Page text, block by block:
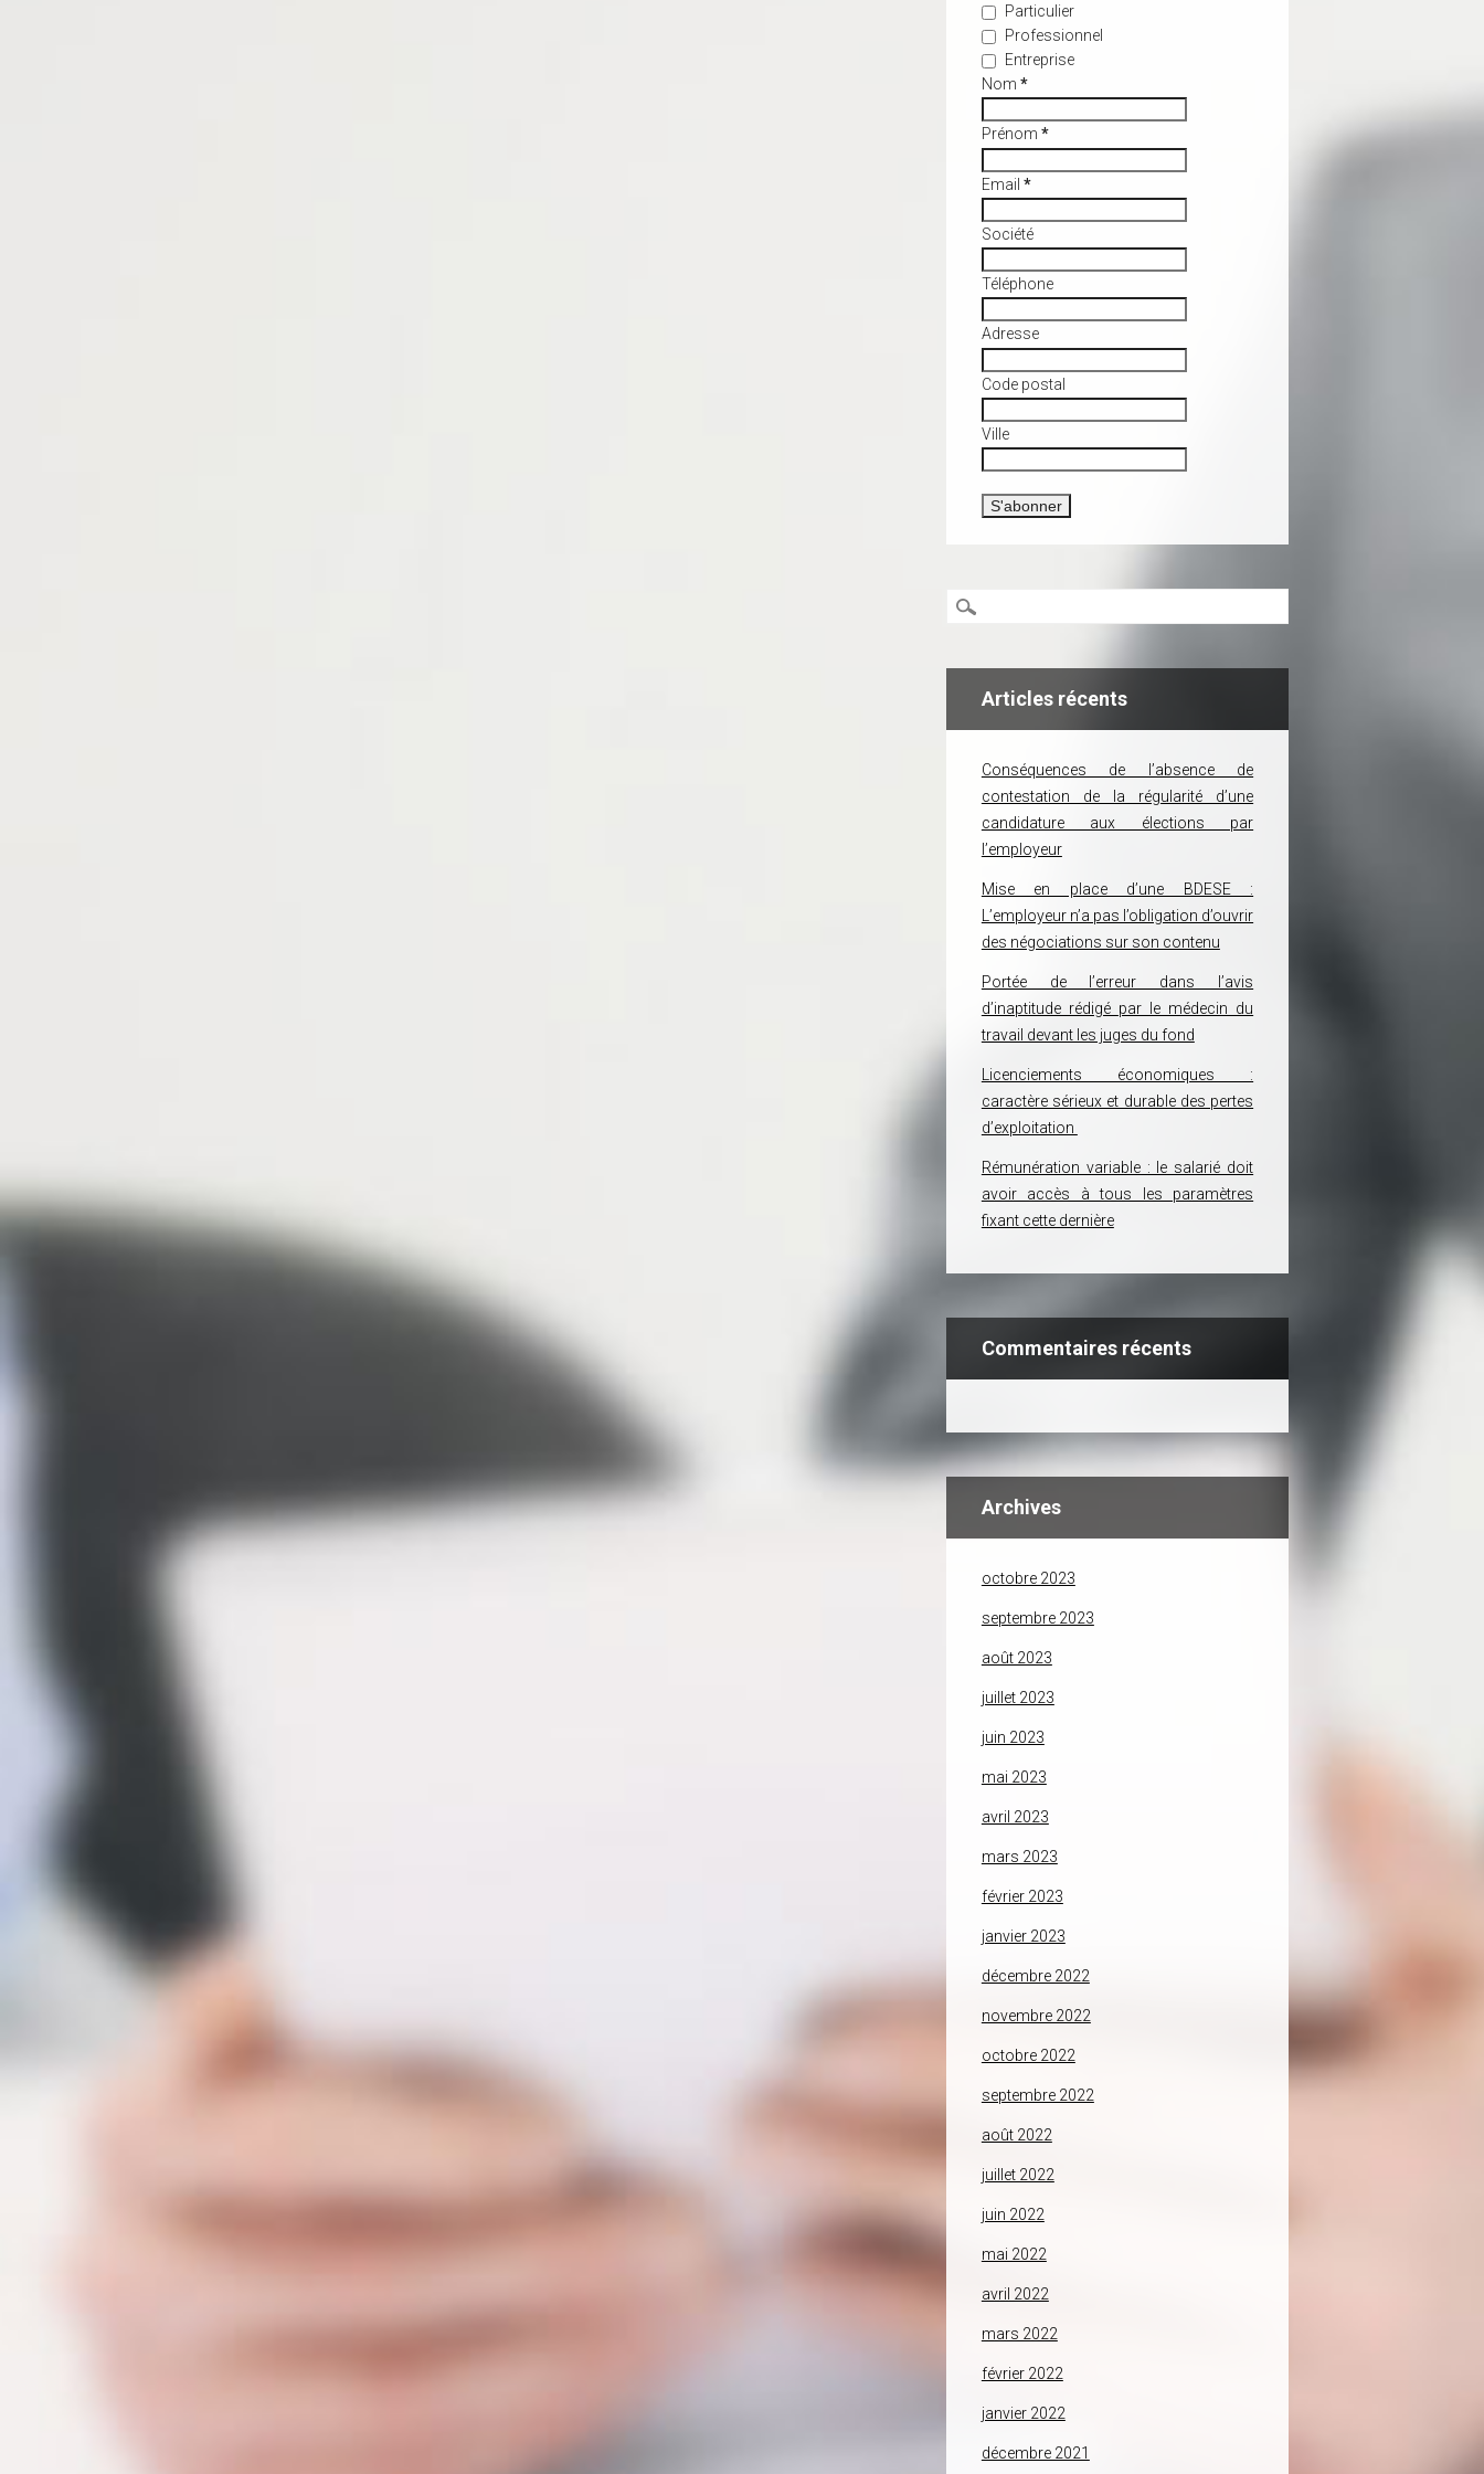
Particulier
Professionnel
Entreprise
Nom *
Prénom *
Email *
Société
Téléphone
Adresse
Code postal
Ville
Articles récents
Conséquences de l’absence de
contestation de la régularité d’une
candidature aux élections par
l’employeur
Mise en place d’une BDESE :
L’employeur n’a pas l’obligation d’ouvrir
des négociations sur son contenu
Portée de l’erreur dans l’avis
d’inaptitude rédigé par le médecin du
travail devant les juges du fond
Licenciements économiques :
caractère sérieux et durable des pertes
d’exploitation
Rémunération variable : le salarié doit
avoir accès à tous les paramètres
fixant cette dernière
Commentaires récents
Archives
octobre 2023
septembre 2023
août 2023
juillet 2023
juin 2023
mai 2023
avril 2023
mars 2023
février 2023
janvier 2023
décembre 2022
novembre 2022
octobre 2022
septembre 2022
août 2022
juillet 2022
juin 2022
mai 2022
avril 2022
mars 2022
février 2022
janvier 2022
décembre 2021